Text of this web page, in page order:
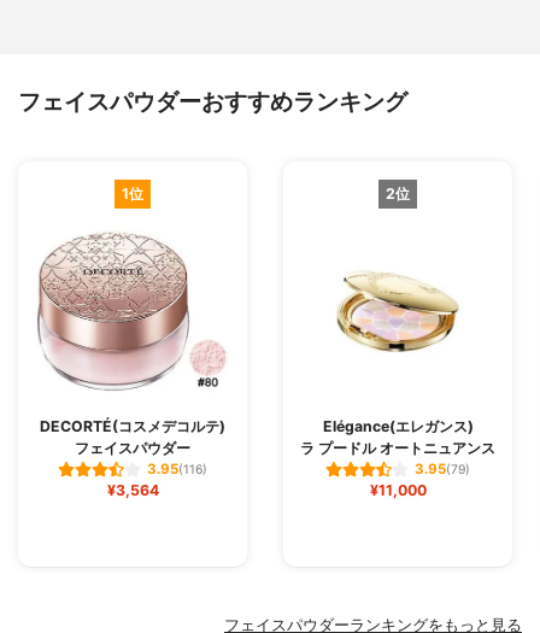
フェイスパウダーおすすめランキング
1位
DECORTÉ(コスメデコルテ)
フェイスパウダー
3.95(116)
¥3,564
2位
Elégance(エレガンス)
ラ プードル オートニュアンス
3.95(79)
¥11,000
フェイスパウダーランキングをもっと見る